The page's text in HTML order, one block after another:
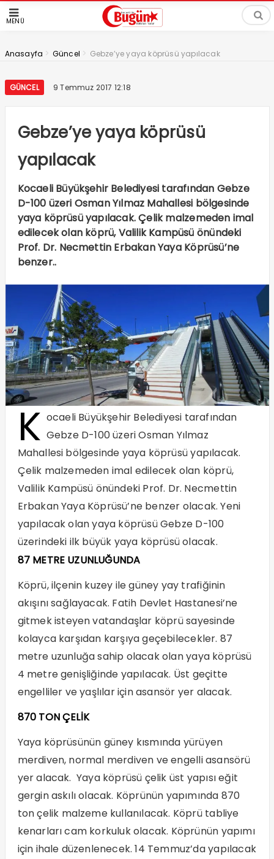
MENÜ
Anasayfa > Güncel > Gebze’ye yaya köprüsü yapılacak
GÜNCEL 9 Temmuz 2017 12:18
Gebze’ye yaya köprüsü
yapılacak
Kocaeli Büyükşehir Belediyesi tarafından Gebze
D-100 üzeri Osman Yılmaz Mahallesi bölgesinde
yaya köprüsü yapılacak. Çelik malzemeden imal
edilecek olan köprü, Valilik Kampüsü önündeki
Prof. Dr. Necmettin Erbakan Yaya Köprüsü’ne
benzer..
K ocaeli Büyükşehir Belediyesi tarafından
Gebze D-100 üzeri Osman Yılmaz
Mahallesi bölgesinde yaya köprüsü yapılacak.
Çelik malzemeden imal edilecek olan köprü,
Valilik Kampüsü önündeki Prof. Dr. Necmettin
Erbakan Yaya Köprüsü’ne benzer olacak. Yeni
yapılacak olan yaya köprüsü Gebze D-100
üzerindeki ilk büyük yaya köprüsü olacak.
87 METRE UZUNLUĞUNDA
Köprü, ilçenin kuzey ile güney yay trafiğinin
akışını sağlayacak. Fatih Devlet Hastanesi’ne
gitmek isteyen vatandaşlar köprü sayesinde
kolayca karşıdan karşıya geçebilecekler. 87
metre uzunluğa sahip olacak olan yaya köprüsü
4 metre genişliğinde yapılacak. Üst geçitte
engelliler ve yaşlılar için asansör yer alacak.
870 TON ÇELİK
Yaya köprüsünün güney kısmında yürüyen
merdiven, normal merdiven ve engelli asansörü
yer alacak. Yaya köprüsü çelik üst yapısı eğit
gergin askılı olacak. Köprünün yapımında 870
ton çelik malzeme kullanılacak. Köprü tabliye
kenarları cam korkuluk olacak. Köprünün yapımı
için ihale düzenlenecek. 14 Temmuz’da yapılacak